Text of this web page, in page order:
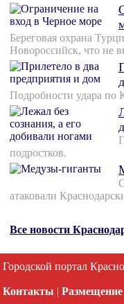
Береговая охрана
Новороссийск, что не
Подробности удара по
подростков.
атаковали
Все новости
Городской портал
Контакты |